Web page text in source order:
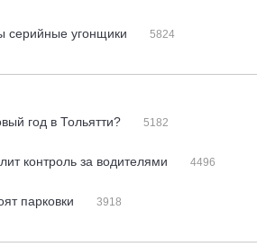
серийные угонщики
5824
год в Тольятти?
5182
контроль за водителями 4496
парковки 3918